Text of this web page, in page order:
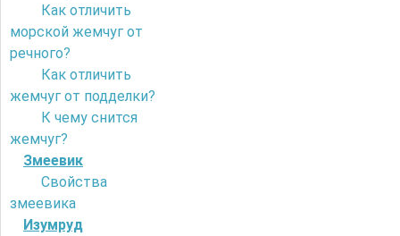
Как отличить
морской жемчуг от
речного?
Как отличить
жемчуг от подделки?
К чему снится
жемчуг?
Змеевик
Свойства
змеевика
Изумруд